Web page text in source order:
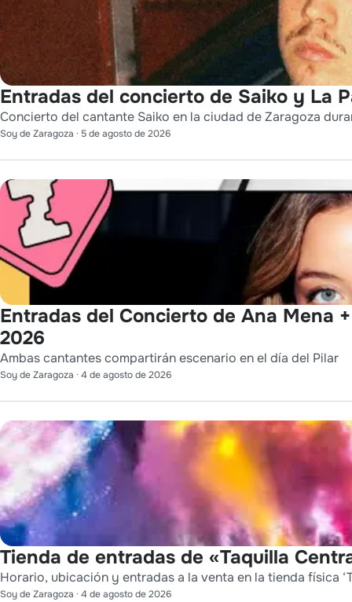
Entradas del concierto de Saiko y La
Concierto del cantante Saiko en la ciudad de Zaragoza
Soy de Zaragoza · 5 de agosto de 2026
Entradas del Concierto de Ana Mena
2026
Ambas cantantes compartirán escenario en el día del Pilar
Soy de Zaragoza · 4 de agosto de 2026
Tienda de entradas de «Taquilla
Horario, ubicación y entradas a la venta en la tienda física
Soy de Zaragoza · 4 de agosto de 2026